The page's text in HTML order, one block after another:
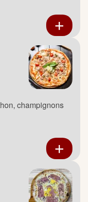
champignons